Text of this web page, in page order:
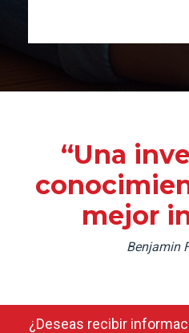
“Una
mejor
Benjamin
¿Deseas recibir